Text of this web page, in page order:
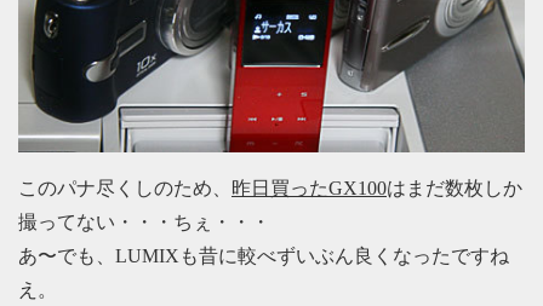
このパナ尽くしのため、 昨日買ったGX100はまだ数枚しか
撮ってない・・・ちぇ・・・
あ〜でも、LUMIXも昔に較べずいぶん良くなったですね
え。